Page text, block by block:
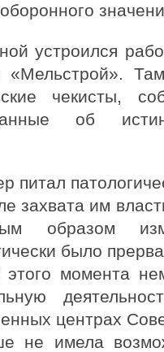
устроился
«Мельстрой».
чекисты,
об
питал
захвата им
образом
было
момента
центрах
не имела